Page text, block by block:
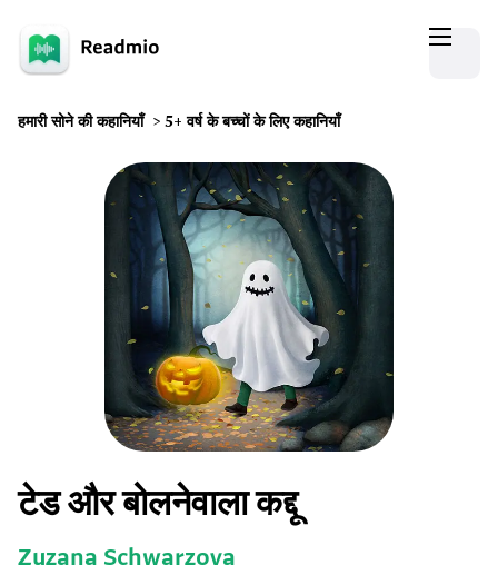
हमारी सोने की कहानियाँ > 5+ वर्ष के बच्चों के लिए कहानियाँ
टेड और बोलनेवाला कद्दू
Zuzana Schwarzova